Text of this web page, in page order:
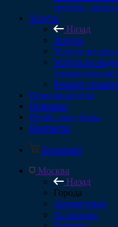
группы,
Услуги
Назад
Услуги
Услуги по
Услуга по
Ремонт
Производители
Новинки
Прайс-лист боры
Контакты
Корзина0
Москва
Назад
Города
Архангельск
Астрахань